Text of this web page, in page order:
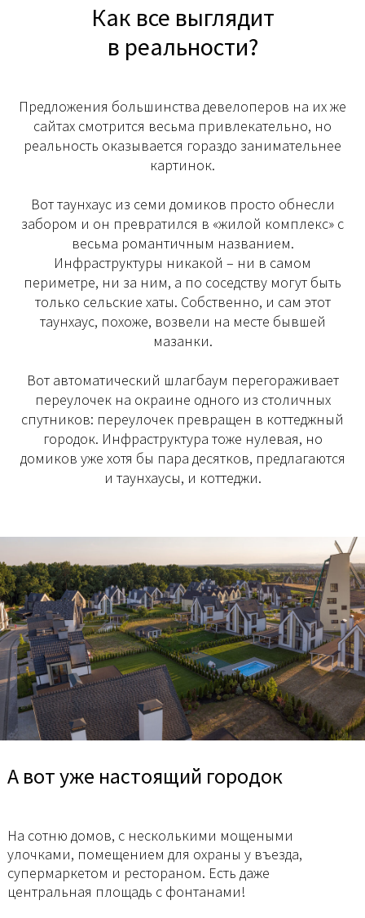
Как все выглядит
в реальности?
Предложения большинства девелоперов на их же
сайтах смотрится весьма привлекательно, но
реальность оказывается гораздо занимательнее
картинок.
Вот таунхаус из семи домиков просто обнесли
забором и он превратился в «жилой комплекс» с
весьма романтичным названием.
Инфраструктуры никакой – ни в самом
периметре, ни за ним, а по соседству могут быть
только сельские хаты. Собственно, и сам этот
таунхаус, похоже, возвели на месте бывшей
мазанки.
Вот автоматический шлагбаум перегораживает
переулочек на окраине одного из столичных
спутников: переулочек превращен в коттеджный
городок. Инфраструктура тоже нулевая, но
домиков уже хотя бы пара десятков, предлагаются
и таунхаусы, и коттеджи.
А вот уже настоящий городок
На сотню домов, с несколькими мощеными
улочками, помещением для охраны у въезда,
супермаркетом и рестораном. Есть даже
центральная площадь с фонтанами!